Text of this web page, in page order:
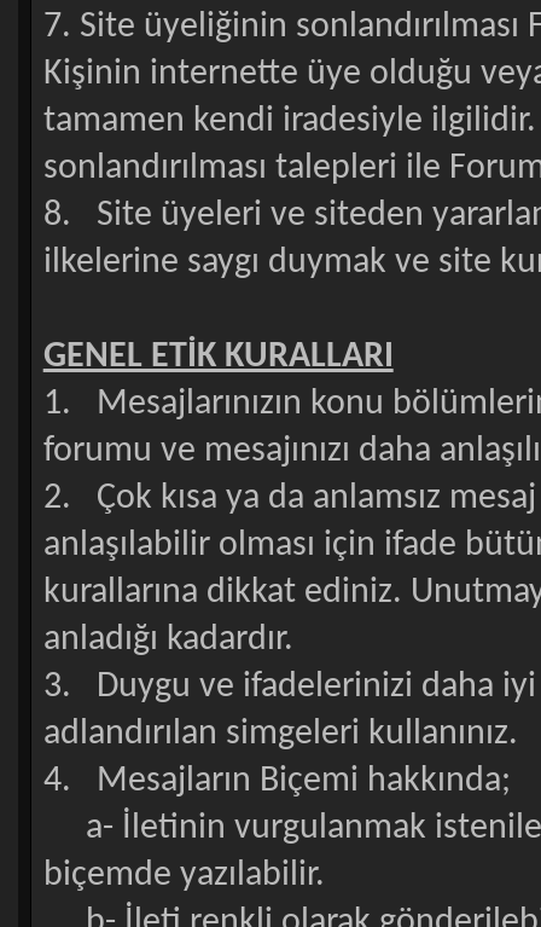
7. Site üyeliğinin
Kişinin internette üye olduğu
tamamen kendi iradesiyle
sonlandırılması talepleri ile
8. Site üyeleri ve siteden
ilkelerine saygı duymak ve site
GENEL ETİK KURALLARI
1. Mesajlarınızın konu
forumu ve mesajınızı daha
2. Çok kısa ya da anlamsız
anlaşılabilir olması için ifade
kurallarına dikkat ediniz.
anladığı kadardır.
3. Duygu ve ifadelerinizi daha
adlandırılan simgeleri kullanınız.
4. Mesajların Biçemi hakkında;
a- İletinin vurgulanmak
biçemde yazılabilir.